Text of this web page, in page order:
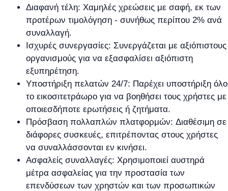
Διαφανή τέλη: Χαμηλές χρεώσεις με σαφή, εκ των
προτέρων τιμολόγηση - συνήθως περίπου 2% ανά
συναλλαγή.
Ισχυρές συνεργασίες: Συνεργάζεται με αξιόπιστους
οργανισμούς για να εξασφαλίσει αξιόπιστη
εξυπηρέτηση.
Υποστήριξη πελατών 24/7: Παρέχει υποστήριξη όλο
το εικοσιτετράωρο για να βοηθήσει τους χρήστες με
οποιεσδήποτε ερωτήσεις ή ζητήματα.
Πρόσβαση πολλαπλών πλατφορμών: Διαθέσιμη σε
διάφορες συσκευές, επιτρέποντας στους χρήστες
να συναλλάσσονται εν κινήσει.
Ασφαλείς συναλλαγές: Χρησιμοποιεί αυστηρά
μέτρα ασφαλείας για την προστασία των
επενδύσεων των χρηστών και των προσωπικών